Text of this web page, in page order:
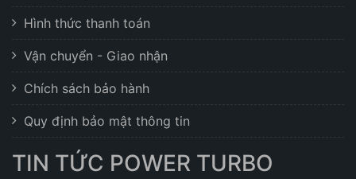
Hình thức thanh toán
Vận chuyển - Giao nhận
Chích sách bảo hành
Quy định bảo mật thông tin
TIN TỨC POWER TURBO